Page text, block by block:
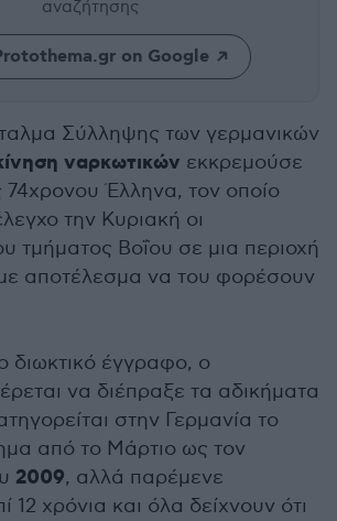
αναζήτησης
on Google
Σύλληψης των γερμανικών
ναρκωτικών εκκρεμούσε
Έλληνα, τον οποίο
την Κυριακή οι
τμήματος Βοΐου σε μια περιοχή
αποτέλεσμα να του φορέσουν
διωκτικό έγγραφο, ο
να διέπραξε τα αδικήματα
στην Γερμανία το
από το Μάρτιο ως τον
2009, αλλά παρέμενε
12 χρόνια και όλα δείχνουν ότι